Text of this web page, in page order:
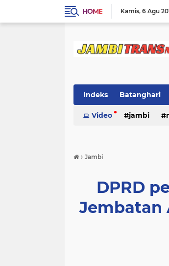
HOME Kamis 6 Agu
Indeks Batanghari
Video jambi
› Jambi
DPRD
Jembatan